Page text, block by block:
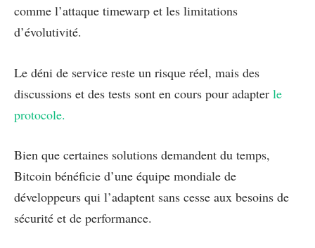
comme l’attaque timewarp et les limitations
d’évolutivité.
Le déni de service reste un risque réel, mais des
discussions et des tests sont en cours pour adapter le
protocole.
Bien que certaines solutions demandent du temps,
Bitcoin bénéficie d’une équipe mondiale de
développeurs qui l’adaptent sans cesse aux besoins de
sécurité et de performance.